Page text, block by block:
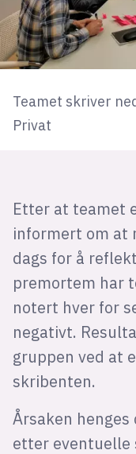
Teamet skriver
Privat
Etter at teamet
informert om at
dags for å
premortem har
notert hver for
negativt.
gruppen ved at
skribenten.
Årsaken
etter eventuelle